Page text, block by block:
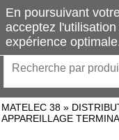
MATELEC 38 »
APPAREILLAGE
En poursuivant
acceptez
expérience